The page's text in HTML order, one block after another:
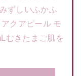
ずしいふかふ
クアピール モ
むきたまご肌を